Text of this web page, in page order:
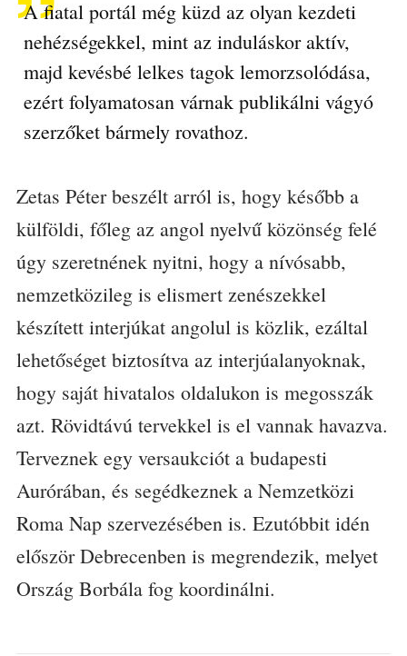
A fiatal portál még küzd az olyan kezdeti
nehézségekkel, mint az induláskor aktív,
majd kevésbé lelkes tagok lemorzsolódása,
ezért folyamatosan várnak publikálni vágyó
szerzőket bármely rovathoz.
Zetas Péter beszélt arról is, hogy később a
külföldi, főleg az angol nyelvű közönség felé
úgy szeretnének nyitni, hogy a nívósabb,
nemzetközileg is elismert zenészekkel
készített interjúkat angolul is közlik, ezáltal
lehetőséget biztosítva az interjúalanyoknak,
hogy saját hivatalos oldalukon is megosszák
azt. Rövidtávú tervekkel is el vannak havazva.
Terveznek egy versaukciót a budapesti
Aurórában, és segédkeznek a Nemzetközi
Roma Nap szervezésében is. Ezutóbbit idén
először Debrecenben is megrendezik, melyet
Ország Borbála fog koordinálni.